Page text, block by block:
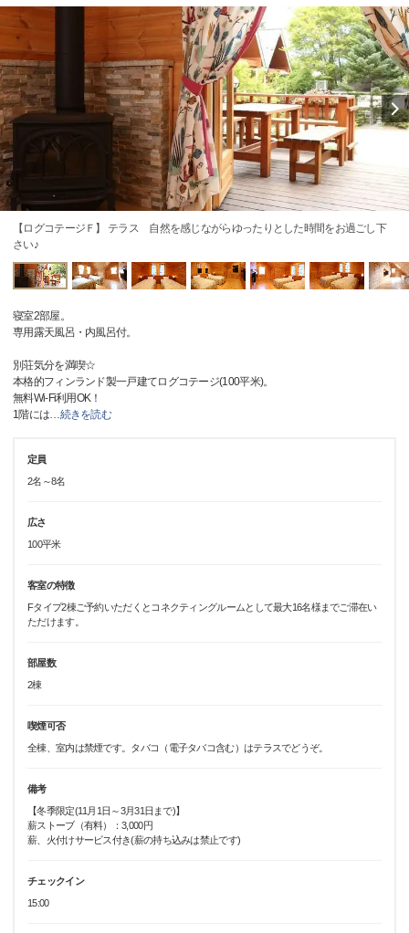
【ログコテージＦ】 テラス 自然を感じながらゆったりとした時間をお過ごし下
さい♪
寝室2部屋。
専用露天風呂・内風呂付。
別荘気分を満喫☆
本格的フィンランド製一戸建てログコテージ(100平米)。
無料Wi-Fi利用OK！
1階には…続きを読む
定員
2名～8名
広さ
100平米
客室の特徴
Fタイプ2棟ご予約いただくとコネクティングルームとして最大16名様までご滞在い
ただけます。
部屋数
2棟
喫煙可否
全棟、室内は禁煙です。タバコ（電子タバコ含む）はテラスでどうぞ。
備考
【冬季限定(11月1日～3月31日まで)】
薪ストーブ（有料）：3,000円
薪、火付けサービス付き(薪の持ち込みは禁止です)
チェックイン
15:00